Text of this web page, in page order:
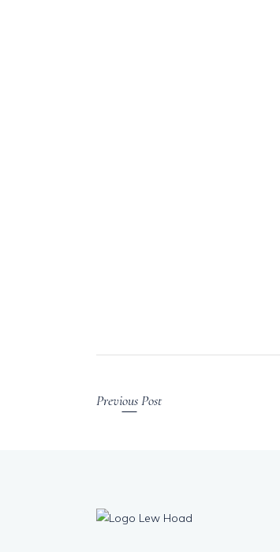
Previous Post